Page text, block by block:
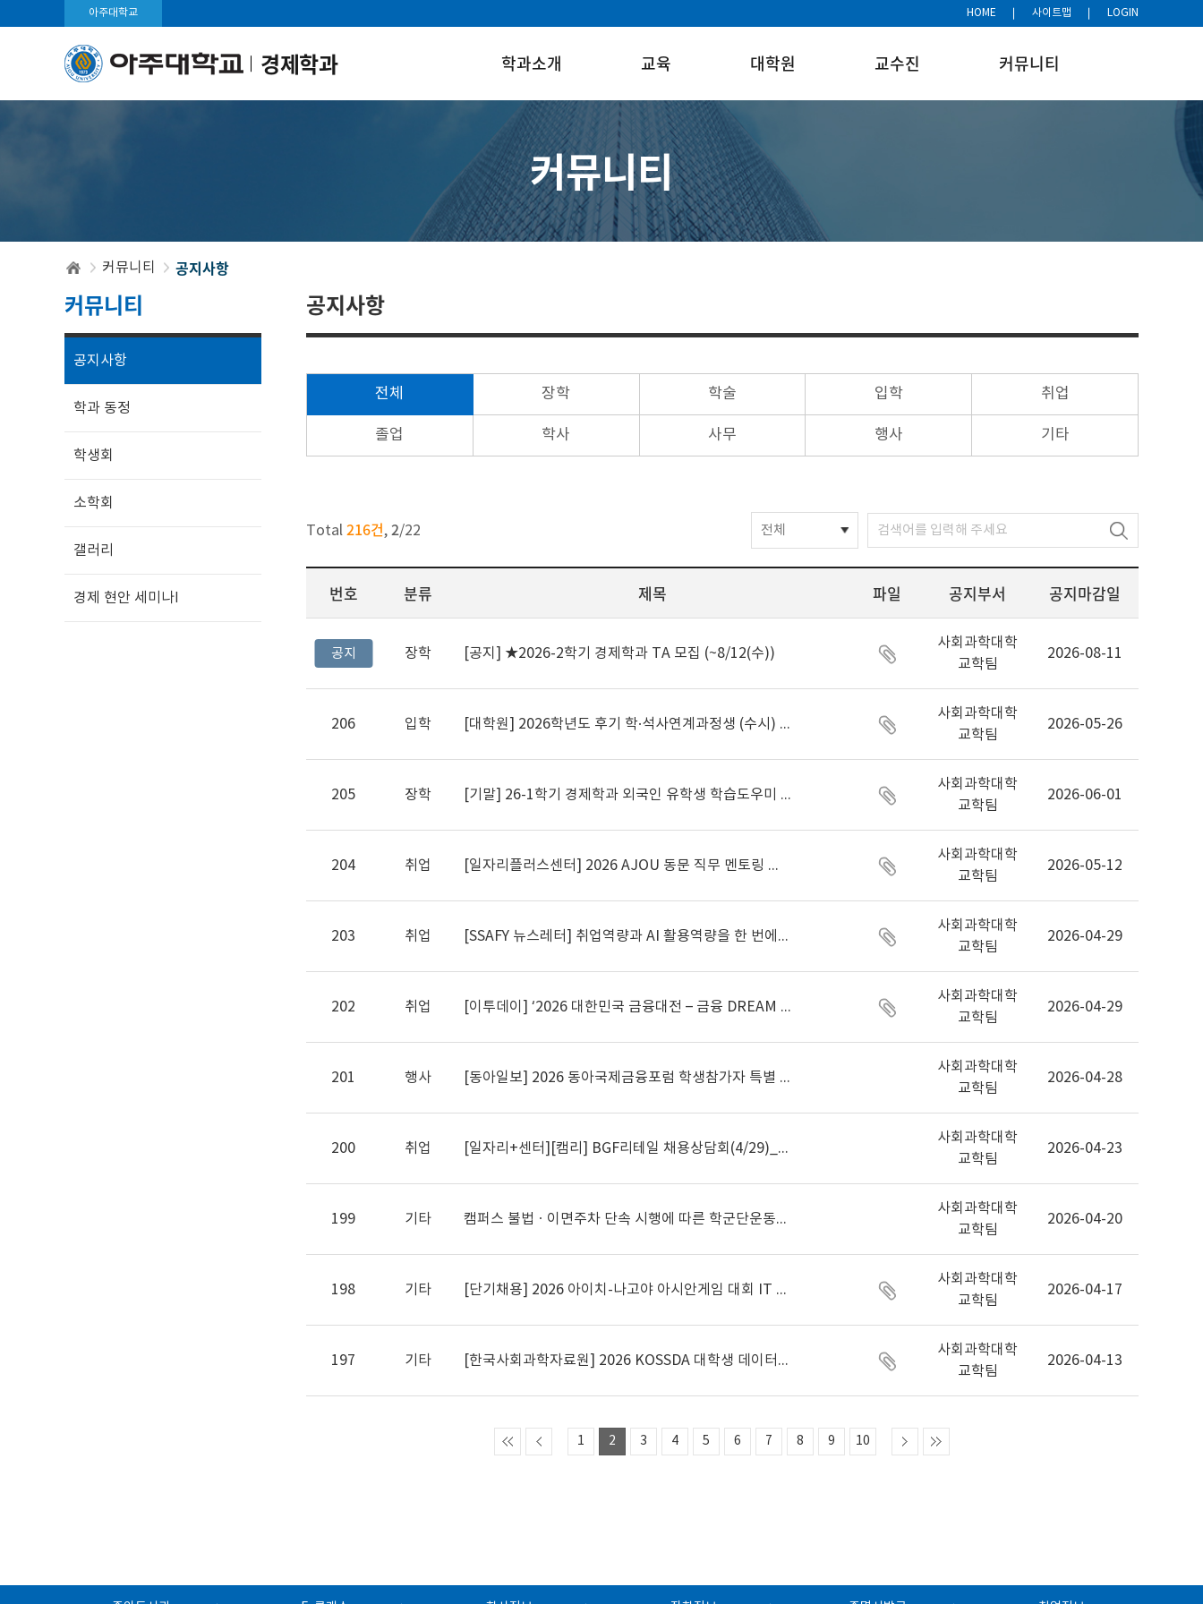
아주대학교 HOME 사이트맵 LOGIN
경제학과 학과소개 교육 대학원 교수진 커뮤니티
커뮤니티
커뮤니티 공지사항
커뮤니티
공지사항
학과 동정
학생회
소학회
갤러리
경제 현안 세미나Ⅰ
공지사항
전체 장학 학술 입학 취업
졸업 학사 사무 행사 기타
Total 216건, 2/22 전체
번호 분류 제목 파일 공지부서 공지마감일
공지 장학 [공지] ★2026-2학기 경제학과 TA 모집 (~8/12(수))
사회과학대학
교학팀
2026-08-11
206 입학 [대학원] 2026학년도 후기 학·석사연계과정생 (수시) 모집 안내
사회과학대학
교학팀
2026-05-26
205 장학 [기말] 26-1학기 경제학과 외국인 유학생 학습도우미 모집 안내 (~6.1(월) 16:00)
사회과학대학
교학팀
2026-06-01
204 취업 [일자리플러스센터] 2026 AJOU 동문 직무 멘토링 개최
사회과학대학
교학팀
2026-05-12
203 취업 [SSAFY 뉴스레터] 취업역량과 AI 활용역량을 한 번에! SSAFY 16기 모집 (~5/11)
사회과학대학
교학팀
2026-04-29
202 취업 [이투데이] ‘2026 대한민국 금융대전 – 금융 DREAM 모의면접’ 안내 (선착순 마감)
사회과학대학
교학팀
2026-04-29
201 행사 [동아일보] 2026 동아국제금융포럼 학생참가자 특별 모집 안내 (5/14)
사회과학대학
교학팀
2026-04-28
200 취업 [일자리+센터][캠리] BGF리테일 채용상담회(4/29)_참여 시 서류 가점
사회과학대학
교학팀
2026-04-23
199 기타 캠퍼스 불법ㆍ이면주차 단속 시행에 따른 학군단운동장 주차장 적극 활용 요청
사회과학대학
교학팀
2026-04-20
198 기타 [단기채용] 2026 아이치-나고야 아시안게임 대회 IT 시스템 운영요원 모집
사회과학대학
교학팀
2026-04-17
197 기타 [한국사회과학자료원] 2026 KOSSDA 대학생 데이터 시각화 공모전 안내 (~5/18)
사회과학대학
교학팀
2026-04-13
1 2 3 4 5 6 7 8 9 10